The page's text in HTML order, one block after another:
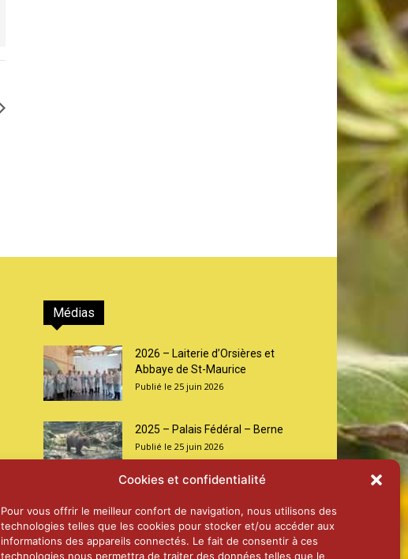
Cookies et confidentialité
Pour vous offrir le meilleur confort de navigation, nous utilisons des
technologies telles que les cookies pour stocker et/ou accéder aux
informations des appareils connectés. Le fait de consentir à ces
technologies nous permettra de traiter des données telles que le
Médias
2026 – Laiterie d’Orsières et
Abbaye de St-Maurice
25 juin 2026
2025 – Palais Fédéral – Berne
25 juin 2026
Aînés – Noël 2024
14 janvier 2025